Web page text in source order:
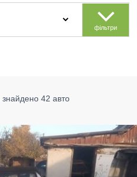
фільтри
знайдено 42 авто